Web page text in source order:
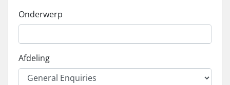
Onderwerp
Afdeling